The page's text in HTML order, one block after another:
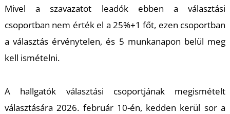
Mivel a szavazatot leadók ebben a választási
csoportban nem érték el a 25%+1 főt, ezen csoportban
a választás érvénytelen, és 5 munkanapon belül meg
kell ismételni.
A hallgatók választási csoportjának megismételt
választására 2026. február 10-én, kedden kerül sor a